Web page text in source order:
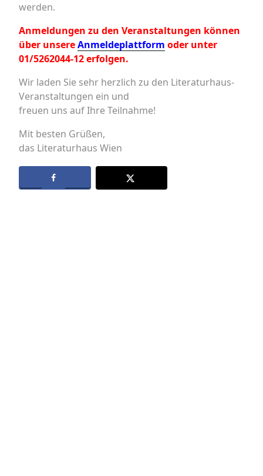
werden.
Anmeldungen zu den Veranstaltungen können
über unsereAnmeldeplattform oder unter
01/5262044-12 erfolgen.
Wir laden Sie sehr herzlich zu den Literaturhaus-
Veranstaltungen ein und
freuen uns auf Ihre Teilnahme!
Mit besten Grüßen,
das Literaturhaus Wien